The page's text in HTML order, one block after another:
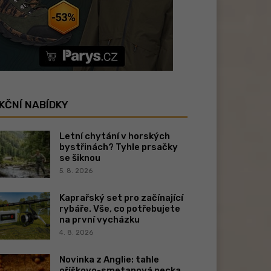
NABÍDKY
Letní chytání v horských
bystřinách? Tyhle prsačky
se šiknou
5. 8. 2026
Kaprařský set pro začínající
rybáře. Vše, co potřebujete
na první vycházku
4. 8. 2026
Novinka z Anglie: tahle